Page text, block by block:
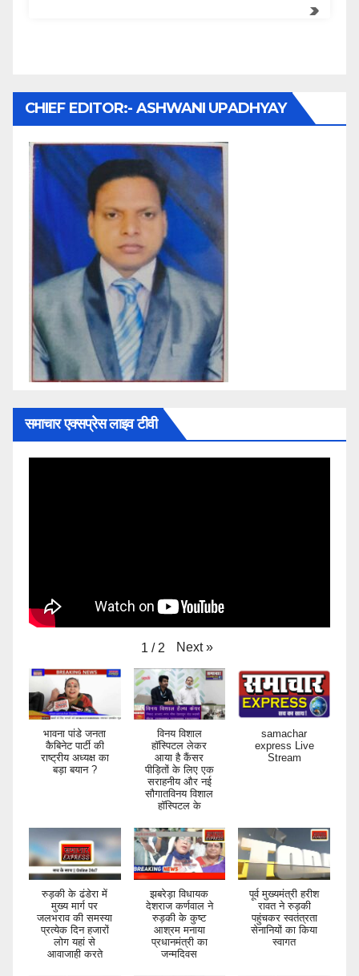
CHIEF EDITOR:- ASHWANI UPADHYAY
समाचार एक्सप्रेस लाइव टीवी
1 / 2 Next »
भावना पांडे जनता
कैबिनेट पार्टी की
राष्ट्रीय अध्यक्ष का
बड़ा बयान ?
विनय विशाल
हॉस्पिटल लेकर
आया है कैंसर
पीड़ितों के लिए एक
सराहनीय और नई
सौगातविनय विशाल
हॉस्पिटल के
samachar
express Live
Stream
रुड़की के ढंडेरा में
मुख्य मार्ग पर
जलभराव की समस्या
प्रत्येक दिन हजारों
लोग यहां से
आवाजाही करते
झबरेड़ा विधायक
देशराज कर्णवाल ने
रुड़की के कुष्ट
आश्रम मनाया
प्रधानमंत्री का
जन्मदिवस
पूर्व मुख्यमंत्री हरीश
रावत ने रुड़की
पहुंचकर स्वतंत्रता
सेनानियों का किया
स्वागत